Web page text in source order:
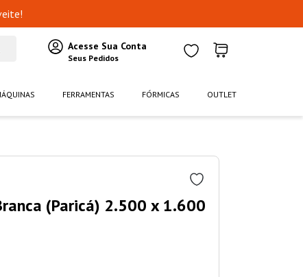
FERRAMENTAS FÓRMICAS OUTLET
(Paricá) 2.500 x 1.600